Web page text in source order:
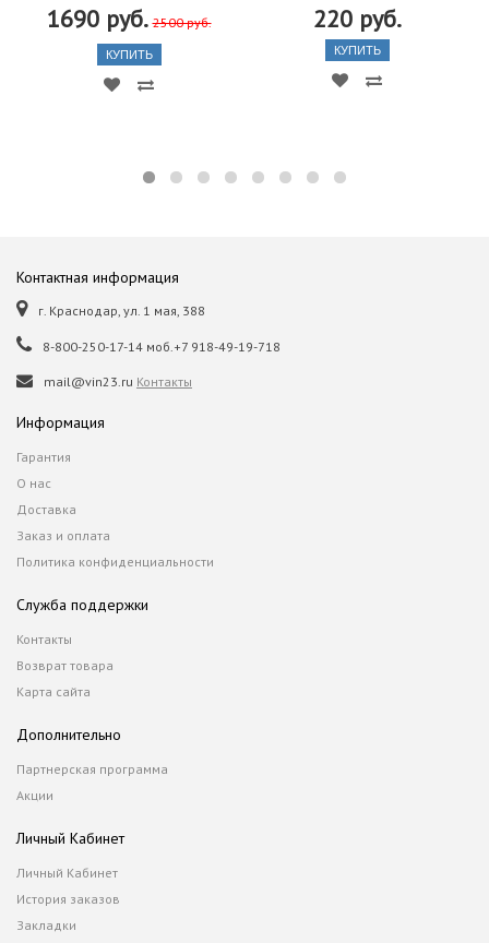
1690 руб. 2500 руб.
КУПИТЬ
220 руб.
КУПИТЬ
Контактная информация
г. Краснодар, ул. 1 мая, 388
8-800-250-17-14 моб.+7 918-49-19-718
mail@vin23.ru Контакты
Информация
Гарантия
О нас
Доставка
Заказ и оплата
Политика конфиденциальности
Служба поддержки
Контакты
Возврат товара
Карта сайта
Дополнительно
Партнерская программа
Акции
Личный Кабинет
Личный Кабинет
История заказов
Закладки